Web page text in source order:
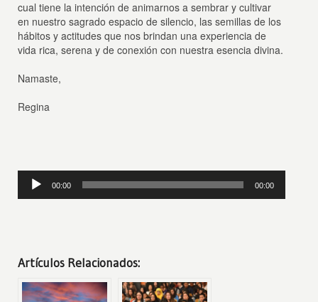
cual tiene la intención de animarnos a sembrar y cultivar
en nuestro sagrado espacio de silencio, las semillas de los
hábitos y actitudes que nos brindan una experiencia de
vida rica, serena y de conexión con nuestra esencia divina.
Namaste,
Regina
Reproductor
00:00 00:00
Artículos Relacionados: